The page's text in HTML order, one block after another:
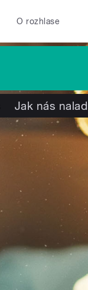
O rozhlase
Jak nás